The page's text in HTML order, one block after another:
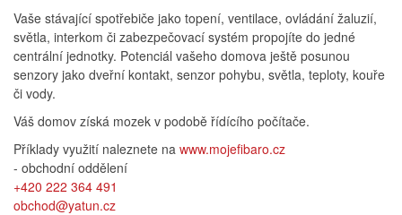
Vaše stávající spotřebiče jako topení, ventilace, ovládání žaluzií,
světla, interkom či zabezpečovací systém propojíte do jedné
centrální jednotky. Potenciál vašeho domova ještě posunou
senzory jako dveřní kontakt, senzor pohybu, světla, teploty, kouře
či vody.
Váš domov získá mozek v podobě řídícího počítače.
Příklady využití naleznete na www.mojefibaro.cz
- obchodní oddělení
+420 222 364 491
obchod@yatun.cz